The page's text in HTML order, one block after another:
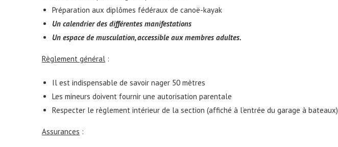
Préparation aux diplômes fédéraux de canoë-kayak
Un calendrier des différentes manifestations
Un espace de musculation, accessible aux membres adultes.
Règlement général :
Il est indispensable de savoir nager 50 mètres
Les mineurs doivent fournir une autorisation parentale
Respecter le règlement intérieur de la section (affiché à l’entrée du garage à bateaux)
Assurances :